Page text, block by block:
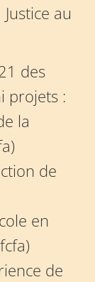
au
projets :
la
de
en
de